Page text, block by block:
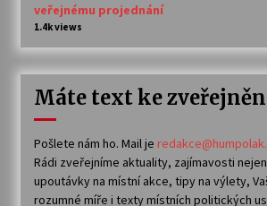
veřejnému projednání
1.4k views
Máte text ke
Pošlete nám ho. Mail je
Rádi zveřejníme aktuality, zajímavosti
upoutávky na místní akce, tipy na výlety,
rozumné míře i texty místních politických